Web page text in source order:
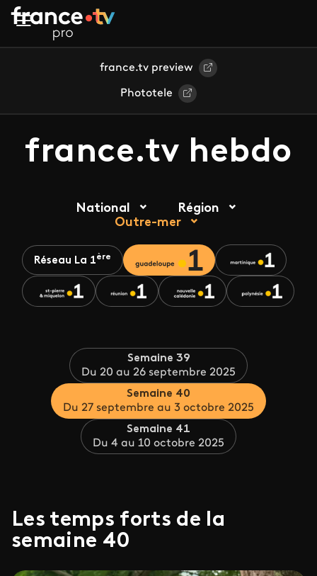
Aller au contenu principal
france.tv preview
Phototele
france.tv hebdo
National
Région
Outre-mer
Réseau La 1ère
Semaine 39
Du 20 au 26 septembre 2025
Semaine 40
Du 27 septembre au 3 octobre 2025
Semaine 41
Du 4 au 10 octobre 2025
Les temps forts de la
semaine 40